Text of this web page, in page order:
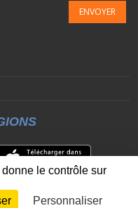
ENVOYER
CONNEXION
le contrôle sur
Personnaliser